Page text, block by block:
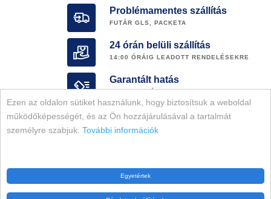
Egyetértek
Ezen az oldalon sütiket használunk, hogy biztosítsuk a weboldal
működőképességét, és az Ön hozzájárulásával a tartalmát
személyre szabjuk. További információk
Problémamentes szállítás
FUTÁR GLS, PACKETA
24 órán belüli szállítás
14:00 ÓRÁIG LEADOTT RENDELÉSEKRE
Garantált hatás
EREDETISÉG garancia
TELJES MÁRKAKÍNÁLAT